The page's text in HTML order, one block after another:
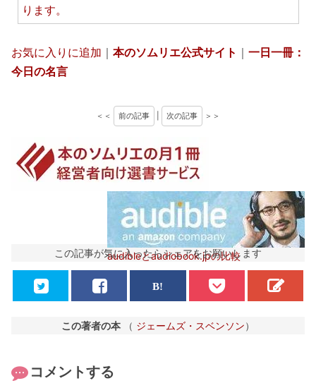
ります。
お気に入りに追加 ｜ 本のソムリエ公式サイト ｜ 一日一冊：
今日の名言
＜＜ 前の記事 次の記事 ＞＞
audibleとaudiobook.jpの比較
この記事が気に入ったらシェアをお願いします
この著者の本 （ ジェームズ・スベンソン）
コメントする